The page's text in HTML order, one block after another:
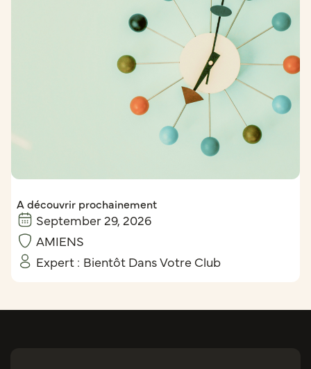
A découvrir prochainement
September 29, 2026
AMIENS
Expert : Bientôt Dans Votre Club